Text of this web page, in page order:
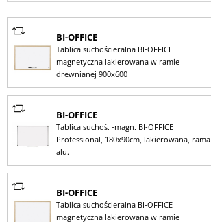
BI-OFFICE
Tablica suchościeralna BI-OFFICE
magnetyczna lakierowana w ramie
drewnianej 900x600
BI-OFFICE
Tablica suchoś. -magn. BI-OFFICE
Professional, 180x90cm, lakierowana, rama
alu.
BI-OFFICE
Tablica suchościeralna BI-OFFICE
magnetyczna lakierowana w ramie